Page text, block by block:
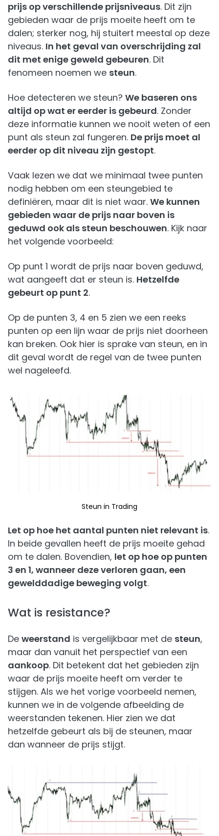
prijs op verschillende prijsniveaus. Dit zijn
gebieden waar de prijs moeite heeft om te
dalen; sterker nog, hij stuitert meestal op deze
niveaus. In het geval van overschrijding zal
dit met enige geweld gebeuren. Dit
fenomeen noemen we steun.
Hoe detecteren we steun? We baseren ons
altijd op wat er eerder is gebeurd. Zonder
deze informatie kunnen we nooit weten of een
punt als steun zal fungeren. De prijs moet al
eerder op dit niveau zijn gestopt.
Vaak lezen we dat we minimaal twee punten
nodig hebben om een steungebied te
definiëren, maar dit is niet waar. We kunnen
gebieden waar de prijs naar boven is
geduwd ook als steun beschouwen. Kijk naar
het volgende voorbeeld:
Op punt 1 wordt de prijs naar boven geduwd,
wat aangeeft dat er steun is. Hetzelfde
gebeurt op punt 2.
Op de punten 3, 4 en 5 zien we een reeks
punten op een lijn waar de prijs niet doorheen
kan breken. Ook hier is sprake van steun, en in
dit geval wordt de regel van de twee punten
wel nageleefd.
Steun in Trading
Let op hoe het aantal punten niet relevant is.
In beide gevallen heeft de prijs moeite gehad
om te dalen. Bovendien, let op hoe op punten
3 en 1, wanneer deze verloren gaan, een
gewelddadige beweging volgt.
Wat is resistance?
De weerstand is vergelijkbaar met de steun,
maar dan vanuit het perspectief van een
aankoop. Dit betekent dat het gebieden zijn
waar de prijs moeite heeft om verder te
stijgen. Als we het vorige voorbeeld nemen,
kunnen we in de volgende afbeelding de
weerstanden tekenen. Hier zien we dat
hetzelfde gebeurt als bij de steunen, maar
dan wanneer de prijs stijgt.